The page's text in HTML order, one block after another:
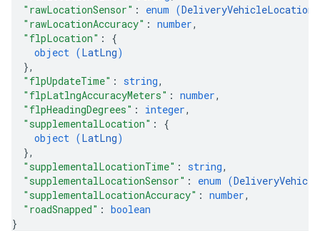
"rawLocationSensor" : enum (
"rawLocationAccuracy" : number,
"flpLocation" : {
object (LatLng)
},
"flpUpdateTime" : string,
"flpLatlngAccuracyMeters" : number,
"flpHeadingDegrees" : integer,
"supplementalLocation" : {
object (LatLng)
},
"supplementalLocationTime" : string,
"supplementalLocationSensor" : enum (
"supplementalLocationAccuracy" : number,
"roadSnapped" : boolean
}